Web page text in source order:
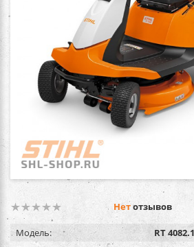
Нетотзывов
Модель:
RT 4082.1